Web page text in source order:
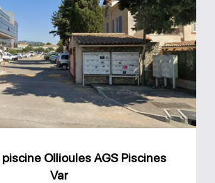
piscine
Ollioules
AGS
Piscines
Var
Ollioules AGS Piscines
Var